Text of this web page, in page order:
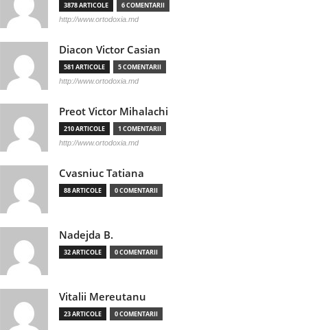
3878 ARTICOLE 6 COMENTARII
http://www.ortodoxia.md
Diacon Victor Casian
581 ARTICOLE 5 COMENTARII
http://www.ortodoxia.md
Preot Victor Mihalachi
210 ARTICOLE 1 COMENTARII
http://www.ortodoxia.md
Cvasniuc Tatiana
88 ARTICOLE 0 COMENTARII
Nadejda B.
32 ARTICOLE 0 COMENTARII
Vitalii Mereutanu
23 ARTICOLE 0 COMENTARII